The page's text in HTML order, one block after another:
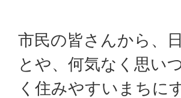
市民の皆さんから、
とや、何気なく思い
く住みやすいまちに